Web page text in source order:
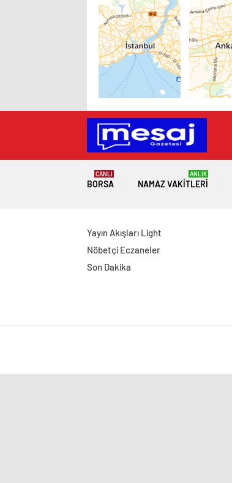
BORSA
CANLI
NAMAZ VAKITLERI
ANLIK
Yayın Akışları Light
Nöbetçi Eczaneler
Son Dakika